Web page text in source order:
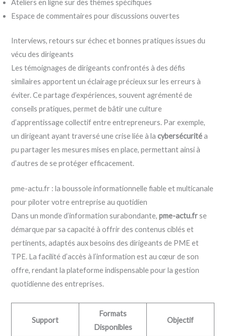
Ateliers en ligne sur des thèmes spécifiques
Espace de commentaires pour discussions ouvertes
Interviews, retours sur échec et bonnes pratiques issues du
vécu des dirigeants
Les témoignages de dirigeants confrontés à des défis
similaires apportent un éclairage précieux sur les erreurs à
éviter. Ce partage d’expériences, souvent agrémenté de
conseils pratiques, permet de bâtir une culture
d’apprentissage collectif entre entrepreneurs. Par exemple,
un dirigeant ayant traversé une crise liée à lacybersécuritéa
pu partager les mesures mises en place, permettant ainsi à
d’autres de se protéger efficacement.
pme-actu.fr : la boussole informationnelle fiable et multicanale
pour piloter votre entreprise au quotidien
Dans un monde d’information surabondante,pme-actu.frse
démarque par sa capacité à offrir des contenus ciblés et
pertinents, adaptés aux besoins des dirigeants de PME et
TPE. La facilité d’accès à l’information est au cœur de son
offre, rendant la plateforme indispensable pour la gestion
quotidienne des entreprises.
Support
Formats
Disponibles
Objectif